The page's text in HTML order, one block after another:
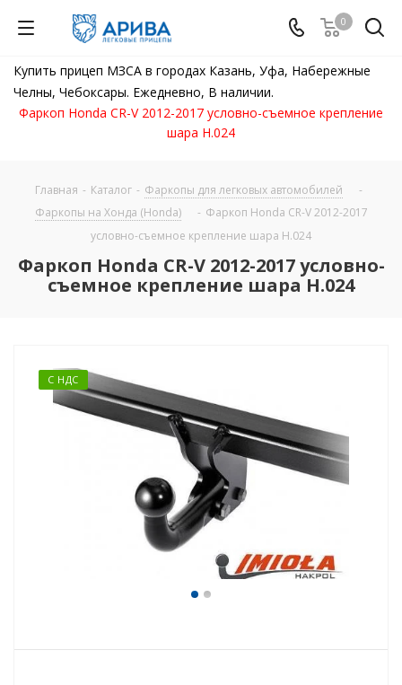
0
Купить прицеп МЗСА в городах Казань, Уфа, Набережные
Челны, Чебоксары. Ежедневно, В наличии.
Фаркоп Honda CR-V 2012-2017 условно-съемное крепление
шара H.024
Главная - Каталог - Фаркопы для легковых автомобилей
-
Фаркопы на Хонда (Honda)
- Фаркоп Honda CR-V 2012-2017
условно-съемное крепление шара H.024
Фаркоп Honda CR-V 2012-2017 условно-
съемное крепление шара H.024
С НДС